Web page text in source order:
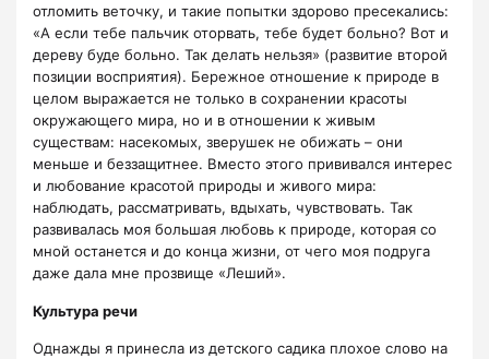
отломить веточку, и такие попытки здорово пресекались:
«А если тебе пальчик оторвать, тебе будет больно? Вот и
дереву буде больно. Так делать нельзя» (развитие второй
позиции восприятия). Бережное отношение к природе в
целом выражается не только в сохранении красоты
окружающего мира, но и в отношении к живым
существам: насекомых, зверушек не обижать – они
меньше и беззащитнее. Вместо этого прививался интерес
и любование красотой природы и живого мира:
наблюдать, рассматривать, вдыхать, чувствовать. Так
развивалась моя большая любовь к природе, которая со
мной останется и до конца жизни, от чего моя подруга
даже дала мне прозвище «Леший».
Культура речи
Однажды я принесла из детского садика плохое слово на